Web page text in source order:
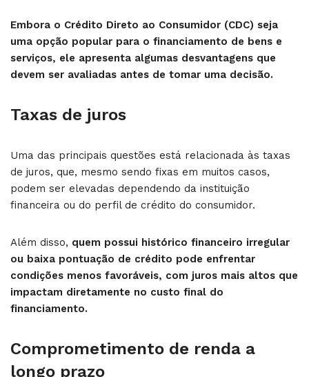
Embora o Crédito Direto ao Consumidor (CDC) seja
uma opção popular para o financiamento de bens e
serviços, ele apresenta algumas desvantagens que
devem ser avaliadas antes de tomar uma decisão.
Taxas de juros
Uma das principais questões está relacionada às taxas
de juros, que, mesmo sendo fixas em muitos casos,
podem ser elevadas dependendo da instituição
financeira ou do perfil de crédito do consumidor.
Além disso, quem possui histórico financeiro irregular
ou baixa pontuação de crédito pode enfrentar
condições menos favoráveis, com juros mais altos que
impactam diretamente no custo final do
financiamento.
Comprometimento de renda a
longo prazo